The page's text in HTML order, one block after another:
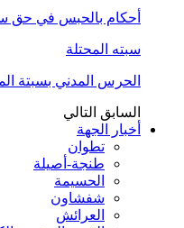
أحكام بالحبس في حق
سبته المحتلة
الحرس المدني بسبتة
السابق التالي
أخبار الجهة
تطوان
طنجة-أصيلة
الحسيمة
شفشاون
العرائش